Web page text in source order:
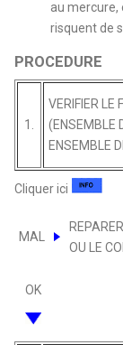
au mercure,
risquent de
PROCEDURE
1.
VERIFIER LE
(ENSEMBLE
ENSEMBLE
Cliquer ici
MAL
OU LE
OK